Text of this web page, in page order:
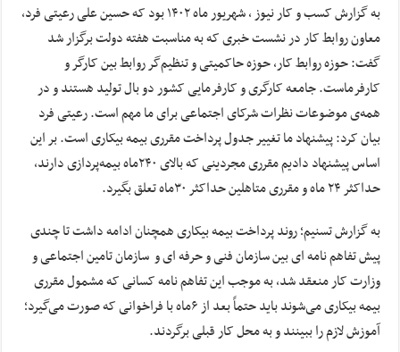
به گزارش کسب و کار نیوز ، شهریور ماه ۱۴۰۲ بود که حسین علی رعیتی فرد,
معاون روابط کار در نشست خبری که به مناسبت هفته دولت برگزار شد
گفت: حوزه روابط کار، حوزه حاکمیتی و تنظیم‌گر روابط بین کارگر و
کارفرماست. جامعه کارگری و کارفرمایی کشور دو بال تولید هستند و در
همه‌ی موضوعات نظرات شرکای اجتماعی برای ما مهم است. رعیتی فرد
بیان کرد: پیشنهاد ما تغییر جدول پرداخت مقرری بیمه بیکاری است. بر این
اساس پیشنهاد دادیم مقرری مجردینی که بالای ۲۴۰ماه بیمه‌پردازی دارند،
حداکثر ۲۴ ماه و مقرری متاهلین حداکثر ۳۰ماه تعلق بگیرد.
به گزارش تسنیم؛ روند پرداخت بیمه بیکاری همچنان ادامه داشت تا چندی
پیش تفاهم نامه ای بین سازمان فنی و حرفه ای و سازمان تامین اجتماعی و
وزارت کار منعقد شد, به موجب این تفاهم نامه کسانی که مشمول مقرری
بیمه بیکاری می‌شوند باید حتماً بعد از ۶ماه با فراخوانی که صورت می‌گیرد؛
آموزش لازم را ببینند و به محل کار قبلی برگردند.